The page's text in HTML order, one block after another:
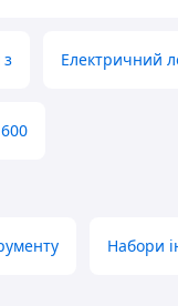
Електричний
Набори